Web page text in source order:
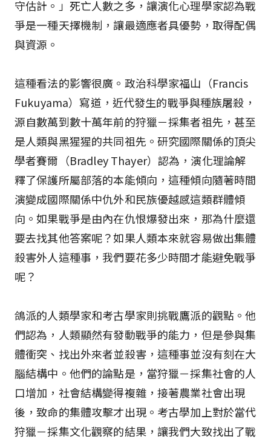
守估計。」死亡人數之多，讓演化心理學家認為戰
爭是一種天擇機制，讓最適應者具優勢，取得配偶
與資源。
這種看法的影響很廣。政治科學家福山（Francis
Fukuyama）寫道，近代發生的戰爭與種族屠殺，
源自數萬到數十萬年前的狩獵－採集者祖先，甚至
是人類與黑猩猩的共同祖先。研究國際關係的頂尖
學者賽爾（Bradley Thayer）認為，演化理論解
釋了保護所屬部落的本能傾向，這種傾向隨著時間
演變成國際關係中仇外和民族優越感這類群體傾
向。如果戰爭是由內在仇恨爆發出來，那為什麼還
要去找其他答案呢？如果人類本來就容易做出集體
殺害外人這種事，我們要花多少時間才能避免戰爭
呢？
鴿派的人類學家和考古學家則挑戰鷹派的觀點。他
們認為，人類顯然有發動戰爭的能力，但是參與集
體衝突、找出外來者並殺害，這種事並沒有刻在大
腦結構中。他們的論點是，當狩獵－採集社會的人
口增加，社會結構變得複雜，接著農業社會出現
後，致命的集體攻擊才出現。考古學加上對於當代
狩獵－採集文化觀察的結果，讓我們大致找出了戰